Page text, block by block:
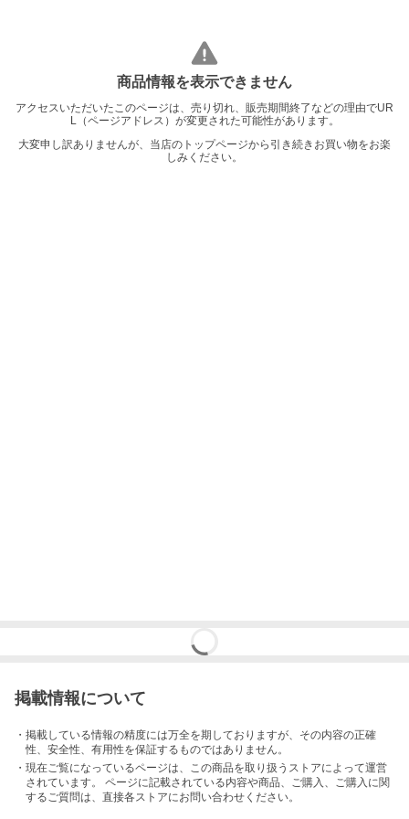
商品情報を表示できません
アクセスいただいたこのページは、売り切れ、販売期間終了などの理由でUR
L（ページアドレス）が変更された可能性があります。
大変申し訳ありませんが、当店のトップページから引き続きお買い物をお楽
しみください。
掲載情報について
・掲載している情報の精度には万全を期しておりますが、その内容の正確
性、安全性、有用性を保証するものではありません。
・現在ご覧になっているページは、この商品を取り扱うストアによって運営
されています。 ページに記載されている内容や商品、ご購入 、ご購入に関
するご質問は、直接各ストアにお問い合わせください。